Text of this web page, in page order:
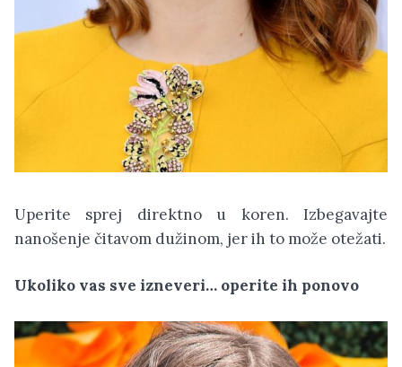
Uperite sprej direktno u koren. Izbegavajte
nanošenje čitavom dužinom, jer ih to može otežati.
Ukoliko vas sve izneveri… operite ih ponovo